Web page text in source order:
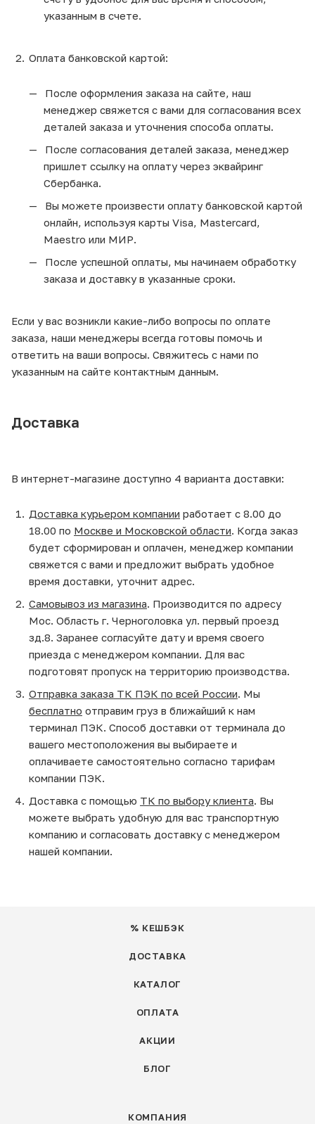
указанным в счете.
Оплата банковской картой:
После оформления заказа на сайте, наш
менеджер свяжется с вами для согласования всех
деталей заказа и уточнения способа оплаты.
После согласования деталей заказа, менеджер
пришлет ссылку на оплату через эквайринг
Сбербанка.
Вы можете произвести оплату банковской картой
онлайн, используя карты Visa, Mastercard,
Maestro или МИР.
После успешной оплаты, мы начинаем обработку
заказа и доставку в указанные сроки.
Если у вас возникли какие-либо вопросы по оплате
заказа, наши менеджеры всегда готовы помочь и
ответить на ваши вопросы. Свяжитесь с нами по
указанным на сайте контактным данным.
Доставка
В интернет-магазине доступно 4 варианта доставки:
Доставка курьером компании работает с 8.00 до
18.00 по Москве и Московской области. Когда заказ
будет сформирован и оплачен, менеджер компании
свяжется с вами и предложит выбрать удобное
время доставки, уточнит адрес.
Самовывоз из магазина. Производится по адресу
Мос. Область г. Черноголовка ул. первый проезд
зд.8. Заранее согласуйте дату и время своего
приезда с менеджером компании. Для вас
подготовят пропуск на территорию производства.
Отправка заказа ТК ПЭК по всей России. Мы
бесплатно отправим груз в ближайший к нам
терминал ПЭК. Способ доставки от терминала до
вашего местоположения вы выбираете и
оплачиваете самостоятельно согласно тарифам
компании ПЭК.
Доставка с помощью ТК по выбору клиента. Вы
можете выбрать удобную для вас транспортную
компанию и согласовать доставку с менеджером
нашей компании.
% КЕШБЭК
ДОСТАВКА
КАТАЛОГ
ОПЛАТА
АКЦИИ
БЛОГ
КОМПАНИЯ